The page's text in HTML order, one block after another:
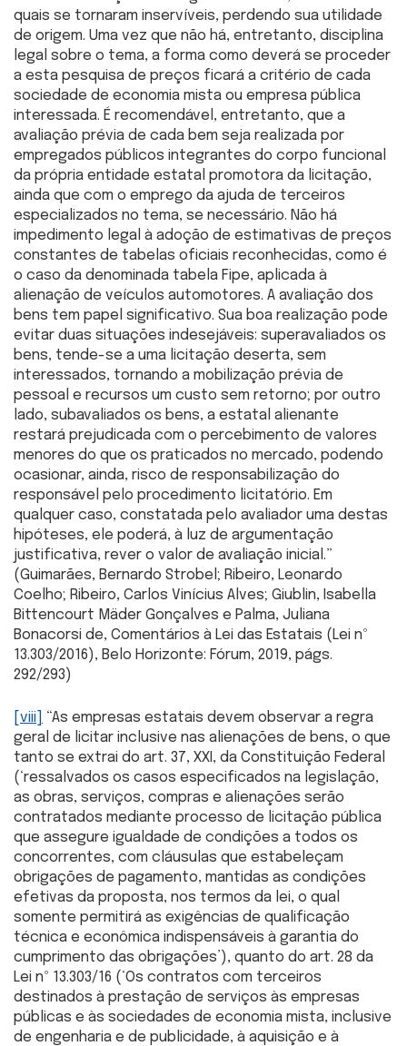
quais se tornaram inservíveis, perdendo sua utilidade
de origem. Uma vez que não há, entretanto, disciplina
legal sobre o tema, a forma como deverá se proceder
a esta pesquisa de preços ficará a critério de cada
sociedade de economia mista ou empresa pública
interessada. É recomendável, entretanto, que a
avaliação prévia de cada bem seja realizada por
empregados públicos integrantes do corpo funcional
da própria entidade estatal promotora da licitação,
ainda que com o emprego da ajuda de terceiros
especializados no tema, se necessário. Não há
impedimento legal à adoção de estimativas de preços
constantes de tabelas oficiais reconhecidas, como é
o caso da denominada tabela Fipe, aplicada à
alienação de veículos automotores. A avaliação dos
bens tem papel significativo. Sua boa realização pode
evitar duas situações indesejáveis: superavaliados os
bens, tende-se a uma licitação deserta, sem
interessados, tornando a mobilização prévia de
pessoal e recursos um custo sem retorno; por outro
lado, subavaliados os bens, a estatal alienante
restará prejudicada com o percebimento de valores
menores do que os praticados no mercado, podendo
ocasionar, ainda, risco de responsabilização do
responsável pelo procedimento licitatório. Em
qualquer caso, constatada pelo avaliador uma destas
hipóteses, ele poderá, à luz de argumentação
justificativa, rever o valor de avaliação inicial.”
(Guimarães, Bernardo Strobel; Ribeiro, Leonardo
Coelho; Ribeiro, Carlos Vinícius Alves; Giublin, Isabella
Bittencourt Mäder Gonçalves e Palma, Juliana
Bonacorsi de, Comentários à Lei das Estatais (Lei nº
13.303/2016), Belo Horizonte: Fórum, 2019, págs.
292/293)
[viii]
“As empresas estatais devem observar a regra
geral de licitar inclusive nas alienações de bens, o que
tanto se extrai do art. 37, XXI, da Constituição Federal
(‘ressalvados os casos especificados na legislação,
as obras, serviços, compras e alienações serão
contratados mediante processo de licitação pública
que assegure igualdade de condições a todos os
concorrentes, com cláusulas que estabeleçam
obrigações de pagamento, mantidas as condições
efetivas da proposta, nos termos da lei, o qual
somente permitirá as exigências de qualificação
técnica e econômica indispensáveis à garantia do
cumprimento das obrigações’), quanto do art. 28 da
Lei nº 13.303/16 (‘Os contratos com terceiros
destinados à prestação de serviços às empresas
públicas e às sociedades de economia mista, inclusive
de engenharia e de publicidade, à aquisição e à